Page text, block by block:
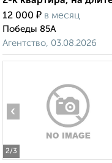
12 000 ₽ в месяц
Победы 85А
Агентство, 03.08.2026
2/3
‹